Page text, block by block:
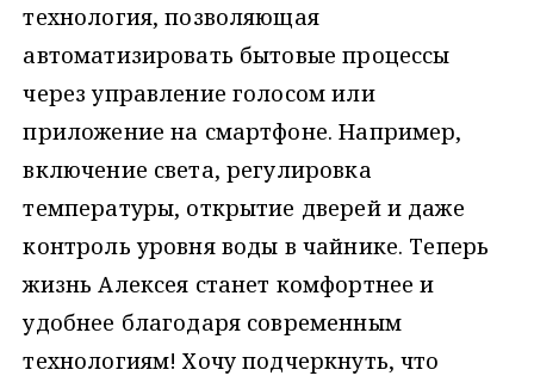
технология, позволяющая
автоматизировать бытовые процессы
через управление голосом или
приложение на смартфоне. Например,
включение света, регулировка
температуры, открытие дверей и даже
контроль уровня воды в чайнике. Теперь
жизнь Алексея станет комфортнее и
удобнее благодаря современным
технологиям! Хочу подчеркнуть, что